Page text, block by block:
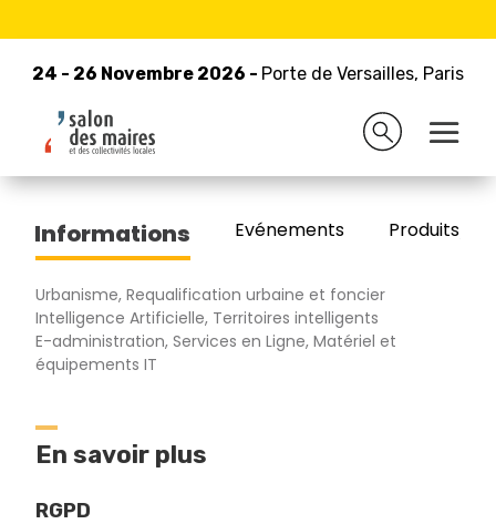
24 - 26 Novembre 2026 - Porte de Versailles, Paris
24 - 26 Novembre 2026 - Porte de Versailles, Paris
Retour à la liste des exposants
ChatPLU par iudo
Informations Evénements Produits/
Urbanisme, Requalification urbaine et foncier
Intelligence Artificielle, Territoires intelligents
E-administration, Services en Ligne, Matériel et
équipements IT
En savoir plus
RGPD